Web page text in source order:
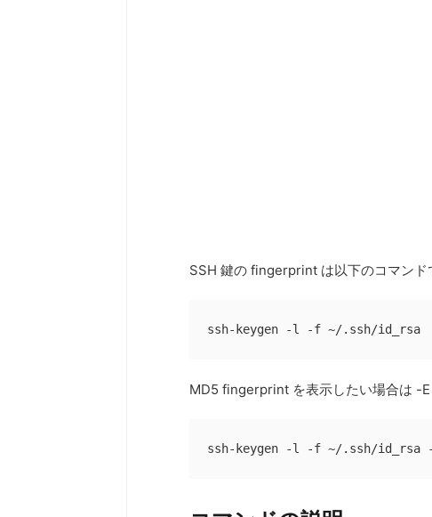
SSH 鍵の fingerprint は以下のコマンド
ssh-keygen -l -f ~/.ssh/id_rsa
MD5 fingerprint を表示したい場合は -E
ssh-keygen -l -f ~/.ssh/id_rsa -